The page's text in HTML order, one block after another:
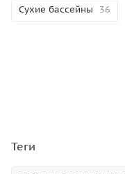
Сухие бассейны 36
Теги